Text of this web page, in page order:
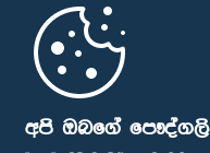
අපි ඔබගේ
මුල් පිටුව
පාර්ලිමේන්තු ජංගම යෙදුම